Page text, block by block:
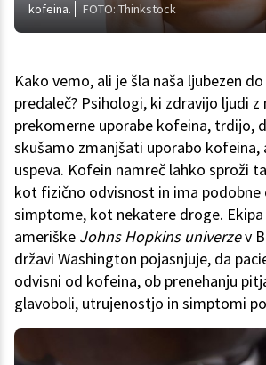
kofeina.
FOTO: Thinkstock
Kako vemo, ali je šla naša ljubezen
predaleč? Psihologi, ki zdravijo ljudi
prekomerne uporabe kofeina, trdijo,
skušamo zmanjšati uporabo kofeina,
uspeva. Kofein namreč lahko sproži
kot fizično odvisnost in ima
simptome, kot nekatere droge.
ameriške Johns Hopkins univerzev
državi Washington pojasnjuje, da
odvisni od kofeina, ob prenehanju
glavoboli, utrujenostjo in simptomi